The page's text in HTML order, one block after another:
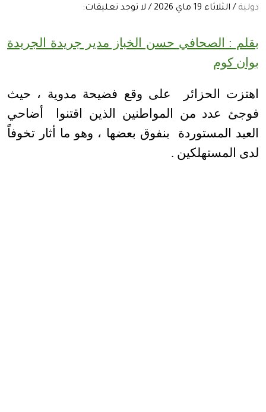
دولية / الثلاثاء 19 ماي 2026 / لا توجد تعليقات:
بقلم : الصحافي حسن الخباز مدير جريدة الجريدة
بوان كوم
اهتزت الحزائر على وقع فضيحة مدوية ، حيث
فوجئ عدد من المواطنين الذين اقتنوا أضاحي
العيد المستوردة بنفوق بعضها ، وهو ما أثار تخوفاً
لدى المستهلكين .